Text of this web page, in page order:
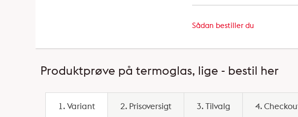
Sådan bestiller du
Produktprøve på termoglas, lige - bestil her
1. Variant 2. Prisoversigt 3. Tilvalg 4.